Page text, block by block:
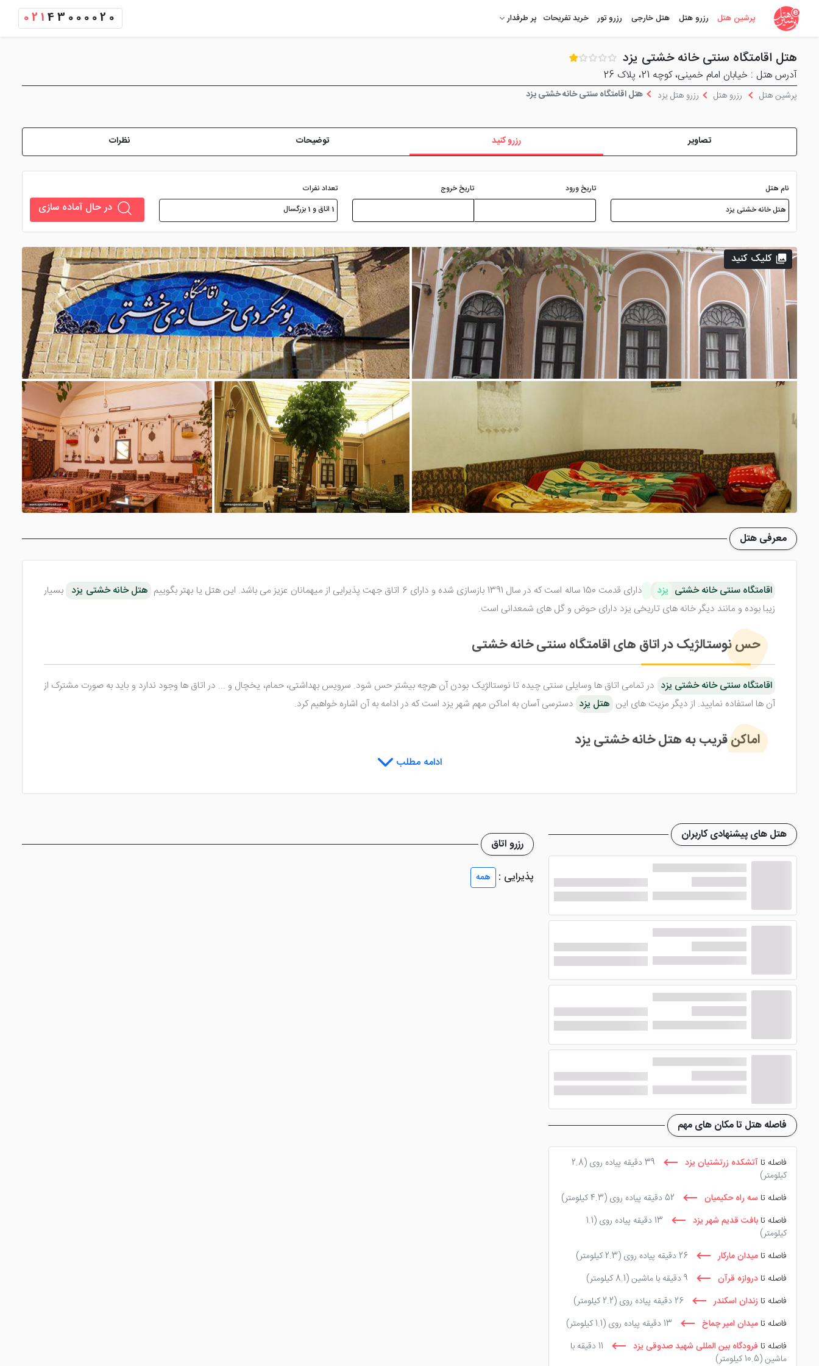
پرشین هتل رزرو هتل هتل خارجی رزرو تور خرید تفریحات پر طرفدار 021 43000020
هتل اقامتگاه سنتی خانه خشتی یزد
آدرس هتل : خیابان امام خمینی، کوچه 21، پلاک 26
پرشین هتل رزرو هتل رزرو هتل یزد هتل اقامتگاه سنتی خانه خشتی یزد
تصاویر رزرو کنید توضیحات نظرات
نام هتل تاریخ ورود تاریخ خروج
تعداد نفرات
1 اتاق و 1 بزرگسال
در حال آماده سازی
کلیک کنید
معرفی هتل
اقامتگاه سنتی خانه خشتی یزد دارای قدمت 150 ساله است که در سال 1391 بازسازی شده و دارای 6 اتاق جهت پذیرایی از میهمانان عزیز می باشد. این هتل یا بهتر بگوییم هتل خانه خشتی یزد بسیار
زیبا بوده و مانند دیگر خانه های تاریخی یزد دارای حوض و گل های شمعدانی است.
حس نوستالژیک در اتاق های اقامتگاه سنتی خانه خشتی
اقامتگاه سنتی خانه خشتی یزد در تمامی اتاق ها وسایلی سنتی چیده تا نوستالژیک بودن آن هرچه بیشتر حس شود. سرویس بهداشتی، حمام، یخچال و ... در اتاق ها وجود ندارد و باید به صورت مشترک از
آن ها استفاده نمایید. از دیگر مزیت های این هتل یزد دسترسی آسان به اماکن مهم شهر یزد است که در ادامه به آن اشاره خواهیم کرد.
اماکن قریب به هتل خانه خشتی یزد
اماکن قریب به این هتل یزد هستند. محله تاریخی فهادان نیز 1 کیلومتر با این
اقامتگاه سنتی فاصله دارد. تهیه بلیط، اینترنت رایگان نا محدود و گشت درون شهری از دیگر خدمات این هتل می باشند.
ادامه مطلب
رزرو اتاق
پذیرایی :
همه
هتل های پیشنهادی کاربران
فاصله هتل تا مکان های مهم
فاصله تا آتشکده زرتشتیان یزد 39 دقیقه پیاده روی
(2.8
کیلومتر)
فاصله تا سه راه حکیمیان 52 دقیقه پیاده روی
(4.3 کیلومتر)
فاصله تا بافت قدیم شهر یزد 13 دقیقه پیاده روی
(1.1
کیلومتر)
فاصله تا میدان مارکار 26 دقیقه پیاده روی
(2.3 کیلومتر)
فاصله تا دروازه قرآن 9 دقیقه با ماشین
(8.1 کیلومتر)
فاصله تا زندان اسکندر 26 دقیقه پیاده روی
(2.2 کیلومتر)
فاصله تا میدان امیر چماخ 13 دقیقه پیاده روی
(1.1 کیلومتر)
فاصله تا فرودگاه بین المللی شهید صدوقی یزد
11 دقیقه با
ماشین(10.5 کیلومتر)